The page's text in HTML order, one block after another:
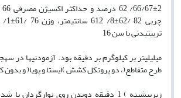
تربیتبدنی با سن 16
میلیلیتر بر کیلوگرم بر دقیقه بود. آزمودنیها در
طرح متقاطع(، دو پروتکل کشش )ایستا و پویا( و